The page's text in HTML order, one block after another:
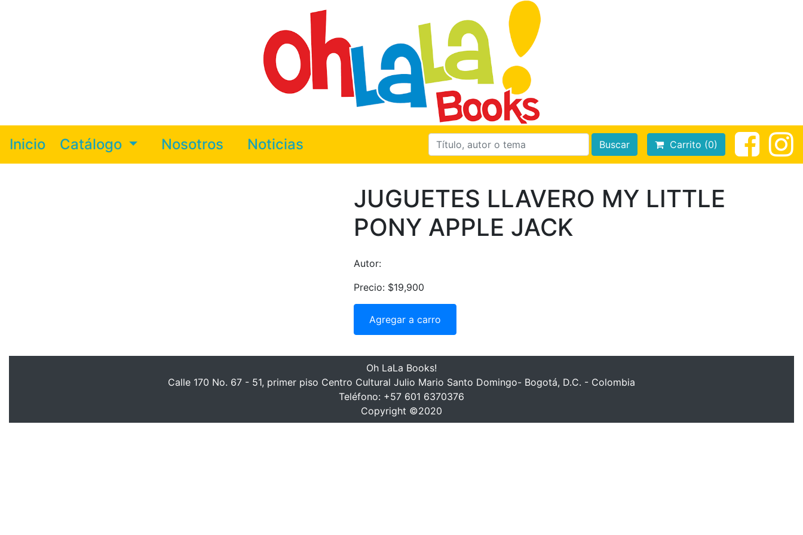
Inicio Catálogo Nosotros Noticias Buscar Carrito (0)
JUGUETES LLAVERO MY LITTLE
PONY APPLE JACK
Autor:
Precio: $19,900
Agregar a carro
Oh LaLa Books!
Calle 170 No. 67 - 51, primer piso Centro Cultural Julio Mario Santo Domingo- Bogotá, D.C. - Colombia
Teléfono: +57 601 6370376
Copyright ©2020